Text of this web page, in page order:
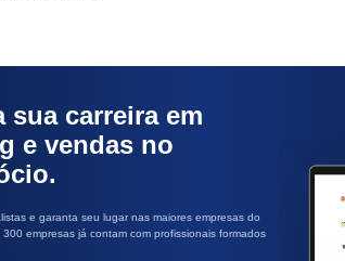
sua carreira em
e vendas no
e garanta seu lugar nas maiores empresas do
empresas já contam com profissionais formados